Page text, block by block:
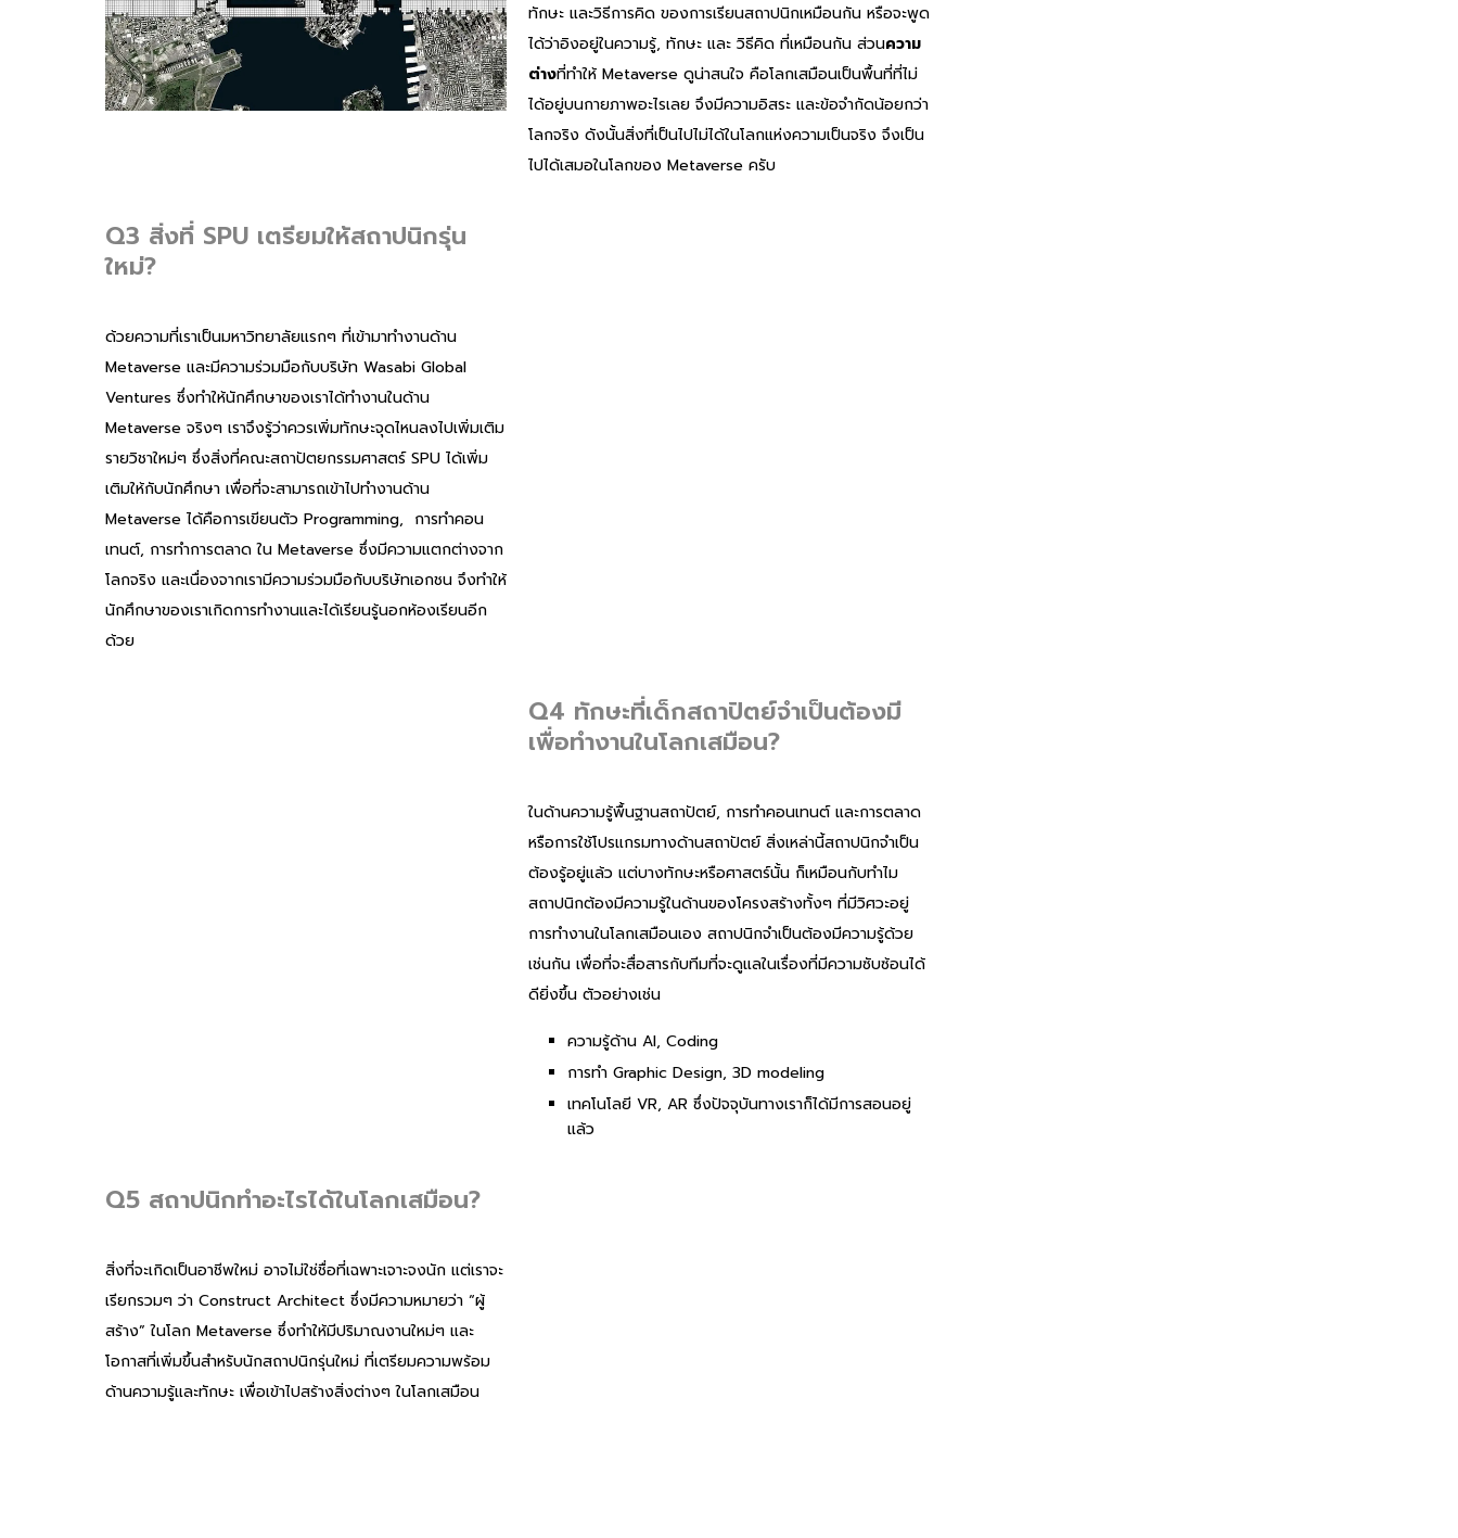
ทักษะ และวิธีการคิด ของการเรียนสถาปนิกเหมือนกัน หรือจะพูด
ได้ว่าอิงอยู่ในความรู้, ทักษะ และ วิธีคิด ที่เหมือนกัน ส่วนความ
ต่างที่ทำให้ Metaverse ดูน่าสนใจ คือโลกเสมือนเป็นพื้นที่ที่ไม่
ได้อยู่บนกายภาพอะไรเลย จึงมีความอิสระ และข้อจำกัดน้อยกว่า
โลกจริง ดังนั้นสิ่งที่เป็นไปไม่ได้ในโลกแห่งความเป็นจริง จึงเป็น
ไปได้เสมอในโลกของ Metaverse ครับ
Q3 สิ่งที่ SPU เตรียมให้สถาปนิกรุ่น
ใหม่?
ด้วยความที่เราเป็นมหาวิทยาลัยแรกๆ ที่เข้ามาทำงานด้าน
Metaverse และมีความร่วมมือกับบริษัท Wasabi Global
Ventures ซึ่งทำให้นักศึกษาของเราได้ทำงานในด้าน
Metaverse จริงๆ เราจึงรู้ว่าควรเพิ่มทักษะจุดไหนลงไปเพิ่มเติม
รายวิชาใหม่ๆ ซึ่งสิ่งที่คณะสถาปัตยกรรมศาสตร์ SPU ได้เพิ่ม
เติมให้กับนักศึกษา เพื่อที่จะสามารถเข้าไปทำงานด้าน
Metaverse ได้คือการเขียนตัว Programming, การทำคอน
เทนต์, การทำการตลาด ใน Metaverse ซึ่งมีความแตกต่างจาก
โลกจริง และเนื่องจากเรามีความร่วมมือกับบริษัทเอกชน จึงทำให้
นักศึกษาของเราเกิดการทำงานและได้เรียนรู้นอกห้องเรียนอีก
ด้วย
Q4 ทักษะที่เด็กสถาปัตย์จำเป็นต้องมี
ในด้านความรู้พื้นฐานสถาปัตย์, การทำคอนเทนต์ และการตลาด
หรือการใช้โปรแกรมทางด้านสถาปัตย์ สิ่งเหล่านี้สถาปนิกจำเป็น
ต้องรู้อยู่แล้ว แต่บางทักษะหรือศาสตร์นั้น ก็เหมือนกับทำไม
สถาปนิกต้องมีความรู้ในด้านของโครงสร้างทั้งๆ ที่มีวิศวะอยู่
การทำงานในโลกเสมือนเอง สถาปนิกจำเป็นต้องมีความรู้ด้วย
เช่นกัน เพื่อที่จะสื่อสารกับทีมที่จะดูแลในเรื่องที่มีความซับซ้อนได้
ดียิ่งขึ้น ตัวอย่างเช่น
ความรู้ด้าน AI, Coding
การทำ Graphic Design, 3D modeling
เทคโนโลยี VR, AR ซึ่งปัจจุบันทางเราก็ได้มีการสอนอยู่
สิ่งที่จะเกิดเป็นอาชีพใหม่ อาจไม่ใช่ชื่อที่เฉพาะเจาะจงนัก แต่เราจะ
เรียกรวมๆ ว่า Construct Architect ซึ่งมีความหมายว่า “ผู้
สร้าง” ในโลก Metaverse ซึ่งทำให้มีปริมาณงานใหม่ๆ และ
โอกาสที่เพิ่มขึ้นสำหรับนักสถาปนิกรุ่นใหม่ ที่เตรียมความพร้อม